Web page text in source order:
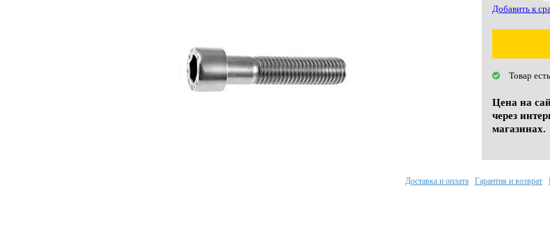
Добавить к
Товар
Цена на
через
магазинах.
Доставка и оплата Гарантия и возврат